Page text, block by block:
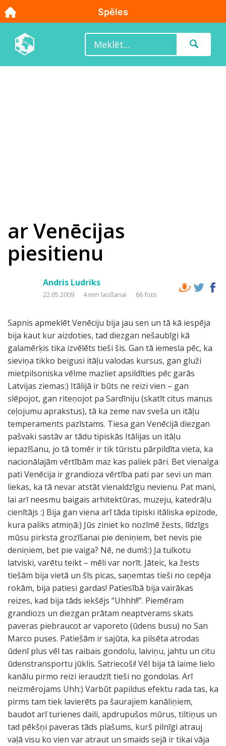
ar Venēcijas
piesitienu
Andris Ludriks
22.05.2009 4 min lasīšanai 66 foto
Sapnis apmeklēt Venēciju bija jau sen un tā kā iespēja
bija kaut kur aizdoties, tad diezgan nešaubīgi kā
galamērķis tika izvēlēts tieši šis. Gan tā iemesla pēc, ka
sieviņa tikko beigusi itāļu valodas kursus, gan gluži
mietpilsoniska vēlme mazliet apsildīties pēc garās
Latvijas ziemas:) Itālijā ir būts ne reizi vien – gan
slēpojot, gan riteņojot pa Sardīniju (skatīt citus manus
ceļojumu aprakstus), tā ka zeme nav sveša un itāļu
temperaments pazīstams. Tiesa gan Venēcijā diezgan
pašvaki sastāv ar tādu tipiskās Itālijas un itāļu
iepazīšanu, jo tā tomēr ir tik tūristu pārpildīta vieta, ka
nacionālajām vērtībām maz kas paliek pāri. Bet vienalga
pati Venēcija ir grandioza vērtība pati par sevi un man
liekas, ka tā nevar atstāt vienaldzīgu nevienu. Pat mani,
lai arī neesmu baigais arhitektūras, muzeju, katedrāļu
cienītājs :) Bija gan viena arī tāda tipiski itāliska epizode,
kura paliks atmiņā:) Jūs ziniet ko nozīmē žests, līdzīgs
mūsu pirksta grozīšanai pie deniņiem, bet nevis pie
deniņiem, bet pie vaiga? Nē, ne dumš:) Ja tulkotu
latviski, varētu teikt – mēli var norīt. Jāteic, ka žests
tiešām bija vietā un šīs picas, saņemtas tieši no cepēja
rokām, bija patiesi gardas! Patiesībā bija vairākas
reizes, kad bija tāds iekšējs “Uhhh!!”. Piemēram
grandiozs un diezgan prātam neaptverams skats
paveras piebraucot ar vaporeto (ūdens busu) no San
Marco puses. Patiešām ir sajūta, ka pilsēta atrodas
ūdenī plus vēl tas raibais gondolu, laiviņu, jahtu un citu
ūdenstransportu jūklis. Satriecoši! Vēl bija tā laime lielo
kanālu pirmo reizi ieraudzīt tieši no gondolas. Arī
neizmērojams Uhh:) Varbūt papildus efektu rada tas, ka
pirms tam tiek lavierēts pa šaurajiem kanāliņiem,
baudot arī turienes daili, apdrupušos mūrus, tiltiņus un
tad pēkšņi paveras tāds plašums, kurš pilnīgi atrauj
vaļā visu ko vien var atraut un smaids sejā ir tikai vāja